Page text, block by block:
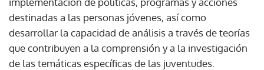
destinadas a las personas jóvenes, así como
desarrollar la capacidad de análisis a través de teorías
que contribuyen a la comprensión y a la investigación
de las temáticas específicas de las juventudes.